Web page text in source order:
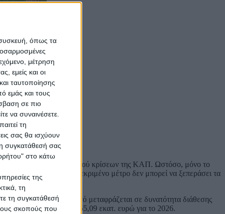
όπως τα
μέτρηση
εμείς και οι
ταυτοποίησης
εμάς και τους
σε πιο
να συναινέσετε.
τη
σας θα ισχύουν
συγκατάθεσή σας
στο κάτω
της
τη
τη συγκατάθεσή
σκοπούς που
του νέου μηχανισμού κρίσεων της ΚΑΠ. Ωστόσο, μόνο το
για το συγκεκριμένο μέτρο δεν μπορεί να ξεπεράσει τα
της Ελλάδας, αυτό μεταφράζεται σε δυνατότητα διάθεσης
ανέρχεται σε περίπου 55,09 εκατ. ευρώ για το 2026.